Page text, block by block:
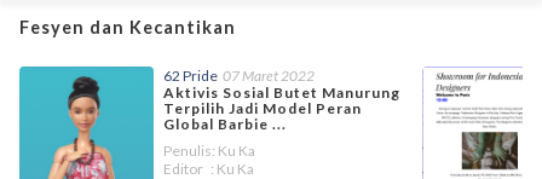
Fesyen dan Kecantikan
62 Pride 07 Maret 2022
Aktivis Sosial Butet Manurung
Terpilih Jadi Model Peran
Global Barbie ...
Penulis: Ku Ka
Editor : Ku Ka